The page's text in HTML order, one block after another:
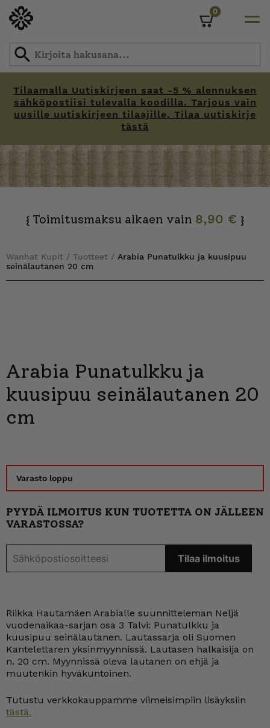
Tilaamalla Uutiskirjeen saat -5 % alennuksen
sähköpostiisi tulevalla koodilla. Tarjous vain
uusille uutiskirjeen tilaajille. Tilaa uutiskirje
tästä
0
{ Toimitusmaksu alkaen vain 8,90 € }
Wanhat Kupit / Tuotteet / Arabia Punatulkku ja kuusipuu
seinälautanen 20 cm
Arabia Punatulkku ja
kuusipuu seinälautanen 20
cm
Varasto loppu
PYYDÄ ILMOITUS KUN TUOTETTA ON JÄLLEEN
VARASTOSSA?
Riikka Hautamäen Arabialle suunnitteleman Neljä
vuodenaikaa-sarjan osa 3 Talvi: Punatulkku ja
kuusipuu seinälautanen. Lautassarja oli Suomen
Kantelettaren yksinmyynnissä. Lautasen halkaisija on
n. 20 cm. Myynnissä oleva lautanen on ehjä ja
muutenkin hyväkuntoinen.
Tutustu verkkokauppamme viimeisimpiin lisäyksiin
tästä.